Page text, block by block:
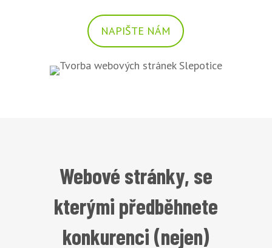
NAPIŠTE NÁM
Webové stránky, se
kterými předběhnete
konkurenci (nejen)